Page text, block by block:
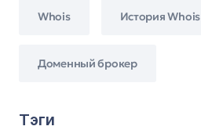
Whois История Whois
Доменный брокер
Тэги